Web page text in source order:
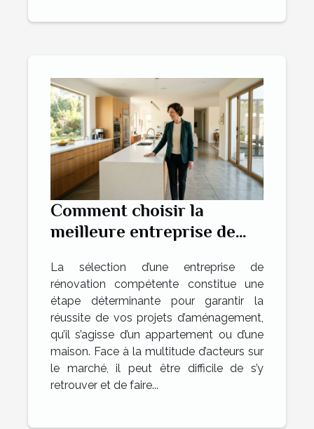
Comment choisir la
meilleure entreprise de
projets ?
La sélection d’une entreprise de
rénovation compétente constitue une
étape déterminante pour garantir la
réussite de vos projets d’aménagement,
qu’il s’agisse d’un appartement ou d’une
maison. Face à la multitude d’acteurs sur
le marché, il peut être difficile de s’y
retrouver et de faire...